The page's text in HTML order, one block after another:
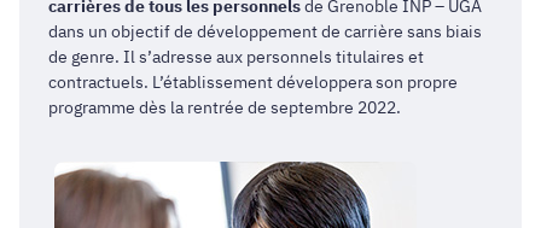
carrières de tous les personnelsde Grenoble INP – UGA
dans un objectif de développement de carrière sans biais
de genre. Il s’adresse aux personnels titulaires et
contractuels. L’établissement développera son propre
programme dès la rentrée de septembre 2022.